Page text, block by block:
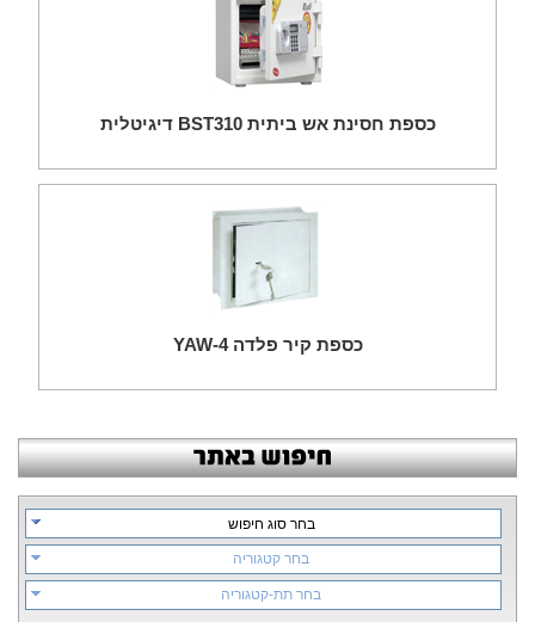
כספת חסינת אש ביתית BST310 דיגיטלית
כספת קיר פלדה YAW-4
בחר סוג חיפוש
בחר קטגוריה
בחר תת-קטגוריה